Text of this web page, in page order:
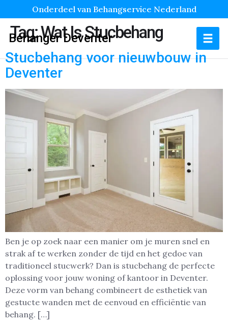
Onderdeel van Behangservice Nederland
Behanger Deventer
Tag:Wat Is Stucbehang
Stucbehang voor nieuwbouw in
Deventer
Ben je op zoek naar een manier om je muren snel en
strak af te werken zonder de tijd en het gedoe van
traditioneel stucwerk? Dan is stucbehang de perfecte
oplossing voor jouw woning of kantoor in Deventer.
Deze vorm van behang combineert de esthetiek van
gestucte wanden met de eenvoud en efficiëntie van
behang. […]